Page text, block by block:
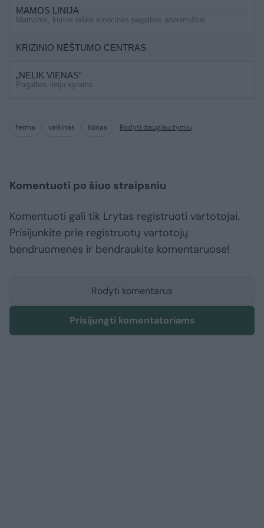
MAMOS LINIJA
Mamoms, kurios ieško emocinės pagalbos anonimiškai
KRIZINIO NĖŠTUMO CENTRAS
„NELIK VIENAS“
Pagalbos linija vyrams
ferma vaikinas kūnas Rodyti daugiau žymių
Komentuoti po šiuo straipsniu
Komentuoti gali tik Lrytas registruoti vartotojai.
Prisijunkite prie registruotų vartotojų
bendruomenės ir bendraukite komentaruose!
Rodyti komentarus
Prisijungti komentatoriams